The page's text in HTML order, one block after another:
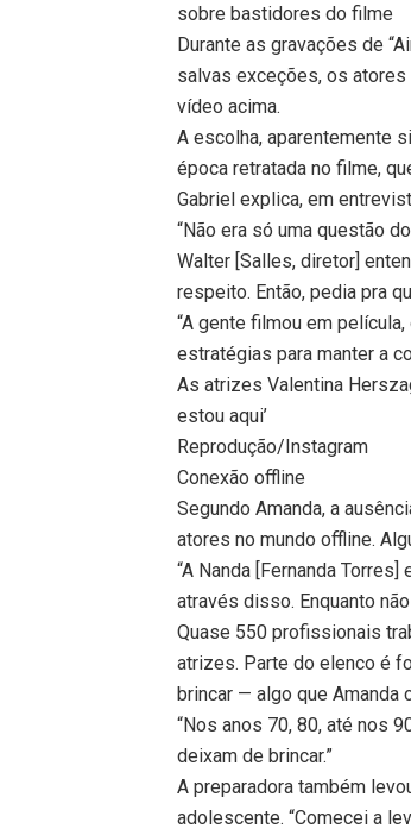
sobre bastidores do filme
Durante as gravações de
salvas exceções, os
vídeo acima.
A escolha, aparentemente
época retratada no filme,
Gabriel explica, em
“Não era só uma questão
Walter [Salles, diretor]
respeito. Então, pedia pra
“A gente filmou em
estratégias para manter a
As atrizes Valentina
estou aqui’
Reprodução/Instagram
Conexão offline
Segundo Amanda, a
atores no mundo offline.
“A Nanda [Fernanda
através disso. Enquanto
Quase 550 profissionais
atrizes. Parte do elenco é
brincar — algo que Amanda
“Nos anos 70, 80, até nos
deixam de brincar.”
A preparadora também
adolescente. “Comecei a